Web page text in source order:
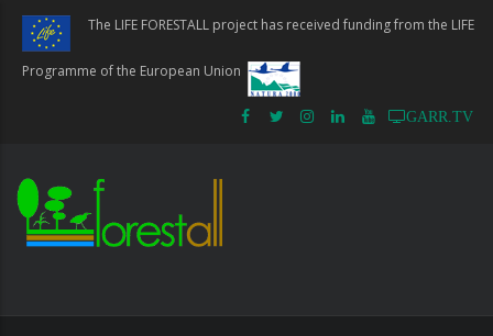
Skip
main
content
The LIFE FORESTALL project has received funding from the LIFE
Programme of the European Union
GARR.TV